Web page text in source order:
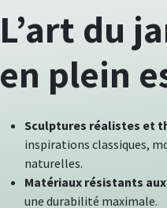
L’art du
en plein
Sculptures réalistes et
inspirations classiques,
naturelles.
Matériaux résistants
une durabilité maximale.